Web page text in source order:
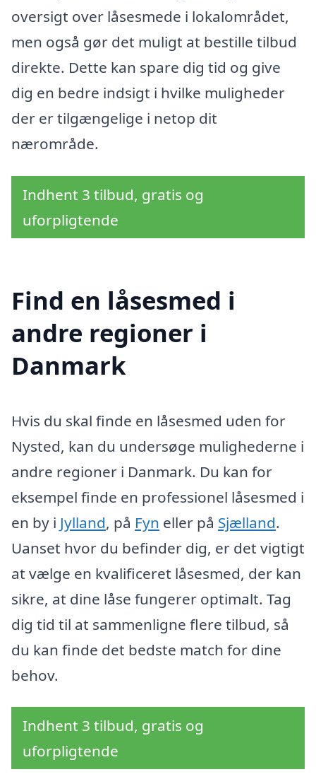
oversigt over låsesmede i lokalområdet,
men også gør det muligt at bestille tilbud
direkte. Dette kan spare dig tid og give
dig en bedre indsigt i hvilke muligheder
der er tilgængelige i netop dit
nærområde.
Indhent 3 tilbud, gratis og
uforpligtende
Find en låsesmed i
andre regioner i
Danmark
Hvis du skal finde en låsesmed uden for
Nysted, kan du undersøge mulighederne i
andre regioner i Danmark. Du kan for
eksempel finde en professionel låsesmed i
en by i Jylland, på Fyn eller på Sjælland.
Uanset hvor du befinder dig, er det vigtigt
at vælge en kvalificeret låsesmed, der kan
sikre, at dine låse fungerer optimalt. Tag
dig tid til at sammenligne flere tilbud, så
du kan finde det bedste match for dine
behov.
Indhent 3 tilbud, gratis og
uforpligtende